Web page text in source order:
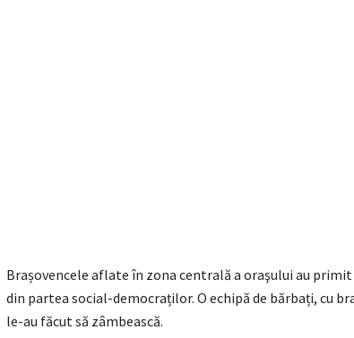
Brașovencele aflate în zona centrală a oraşului au
din partea social-democraților. O echipă de bărbați, cu
le-au făcut să zâmbească.